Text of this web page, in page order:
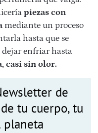
piezas con
mediante un proceso
hasta que se
enfriar hasta
casi sin olor.
de
tu cuerpo, tu
planeta